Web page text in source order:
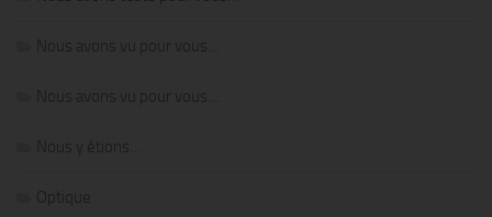
Nous avons vu pour vous…
Nous avons vu pour vous…
Nous y étions…
Optique